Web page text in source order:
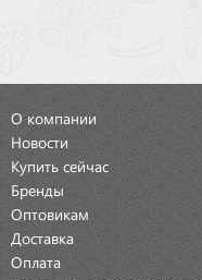
О компании
Новости
Купить сейчас
Бренды
Оптовикам
Доставка
Оплата